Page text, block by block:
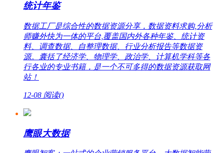
统计年鉴
数据工厂是综合性的数据资源分享，数据资料求购,分析
师赚外快为一体的平台,覆盖国内外各种年鉴、统计资
料、调查数据、自整理数据、行业分析报告等数据资
源。囊括了经济学、物理学、政治学、计算机学科等各
行各业的专业书籍，是一个不可多得的数据资源获取网
站！
12-08 阅读()
鹰眼大数据